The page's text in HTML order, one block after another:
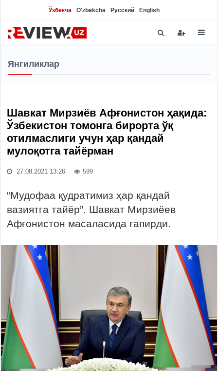
Ўзбекча O'zbekcha Русский English
Янгиликлар
Шавкат Мирзиёв Афғонистон ҳақида:
Ўзбекистон томонга бирорта ўқ
отилмаслиги учун ҳар қандай
мулоқотга тайёрман
27.08.2021 13:26 599
“Мудофаа қудратимиз ҳар қандай
вазиятга тайёр”. Шавкат Мирзиёев
Афғонистон масаласида гапирди.